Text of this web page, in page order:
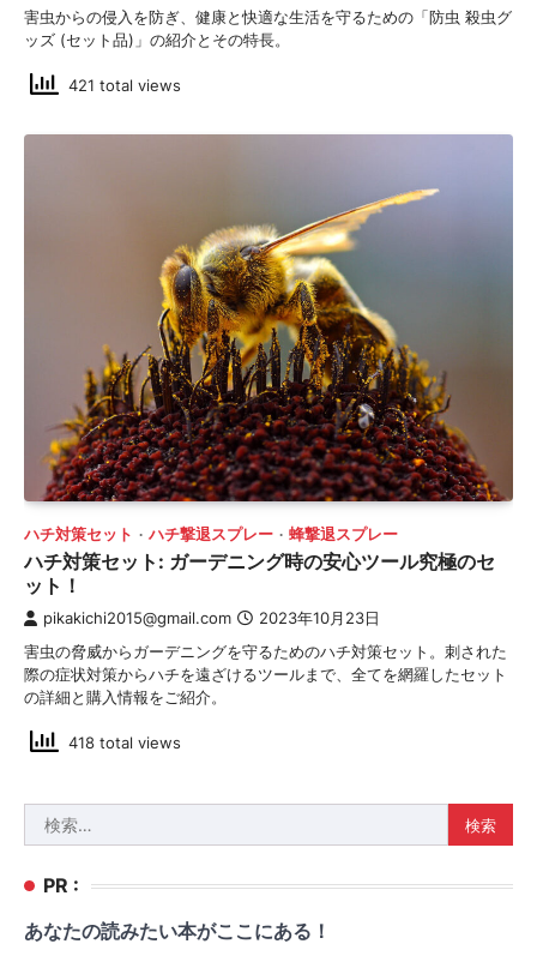
害虫からの侵入を防ぎ、健康と快適な生活を守るための「防虫 殺虫グ
ッズ (セット品)」の紹介とその特長。
421 total views
ハチ対策セット ハチ撃退スプレー 蜂撃退スプレー
ハチ対策セット: ガーデニング時の安心ツール究極のセ
ット！
pikakichi2015@gmail.com 2023年10月23日
害虫の脅威からガーデニングを守るためのハチ対策セット。刺された
際の症状対策からハチを遠ざけるツールまで、全てを網羅したセット
の詳細と購入情報をご紹介。
418 total views
索:
PR :
あなたの読みたい本がここにある！